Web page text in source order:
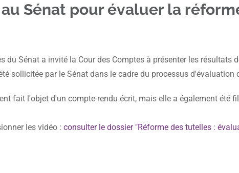
Sénat pour évaluer la
Sénat a invité la Cour des Comptes à présenter les résultats
sollicitée par le Sénat dans le cadre du processus d'évaluation
fait l'objet d'un compte-rendu écrit, mais elle a également été
les vidéo : consulter le dossier "Réforme des tutelles :